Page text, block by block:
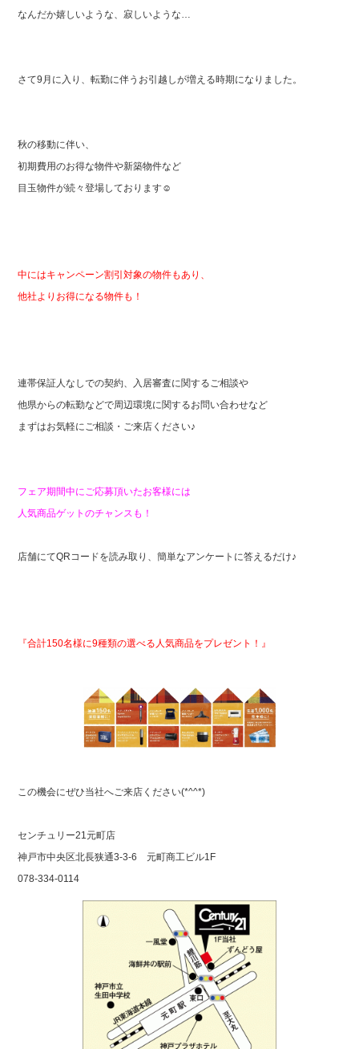
なんだか嬉しいような、寂しいような…
さて9月に入り、転勤に伴うお引越しが増える時期になりました。
秋の移動に伴い、
初期費用のお得な物件や新築物件など
目玉物件が続々登場しております☺
中にはキャンペーン割引対象の物件もあり、
他社よりお得になる物件も！
連帯保証人なしでの契約、入居審査に関するご相談や
他県からの転勤などで周辺環境に関するお問い合わせなど
まずはお気軽にご相談・ご来店ください♪
フェア期間中にご応募頂いたお客様には
人気商品ゲットのチャンスも！
店舗にてQRコードを読み取り、簡単なアンケートに答えるだけ♪
『合計150名様に9種類の選べる人気商品をプレゼント！』
この機会にぜひ当社へご来店ください(*^^*)
センチュリー21元町店
神戸市中央区北長狭通3-3-6 元町商工ビル1F
078-334-0114